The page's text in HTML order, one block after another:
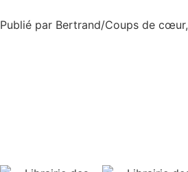
Publié par Bertrand/Coups de cœur,